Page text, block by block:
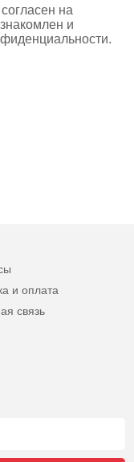
на
и
и оплата
связь